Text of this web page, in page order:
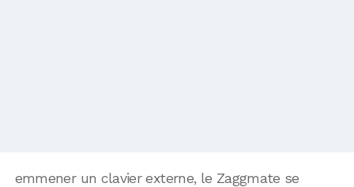
emmener un clavier externe, le Zaggmate se